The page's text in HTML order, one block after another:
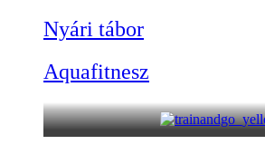
Nyári tábor
Aquafitnesz